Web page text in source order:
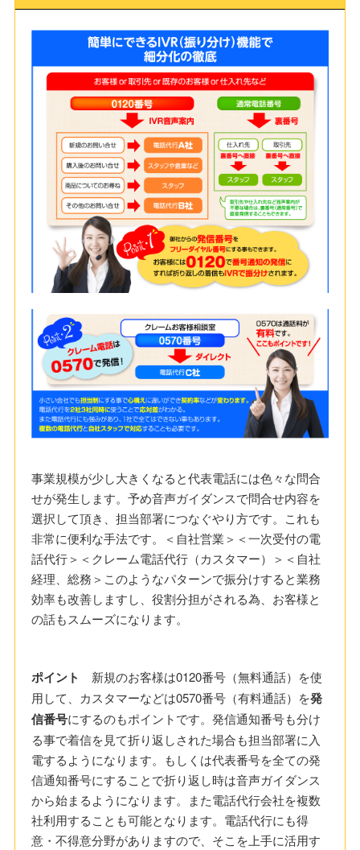
事業規模が少し大きくなると代表電話には色々な問合
せが発生します。予め音声ガイダンスで問合せ内容を
選択して頂き、担当部署につなぐやり方です。これも
非常に便利な手法です。＜自社営業＞＜一次受付の電
話代行＞＜クレーム電話代行（カスタマー）＞＜自社
経理、総務＞このようなパターンで振分けすると業務
効率も改善しますし、役割分担がされる為、お客様と
の話もスムーズになります。
ポイント
新規のお客様は0120番号（無料通話）を使
用して、カスタマーなどは0570番号（有料通話）を発
信番号にするのもポイントです。発信通知番号も分け
る事で着信を見て折り返しされた場合も担当部署に入
電するようになります。もしくは代表番号を全ての発
信通知番号にすることで折り返し時は音声ガイダンス
から始まるようになります。また電話代行会社を複数
社利用することも可能となります。電話代行にも得
意・不得意分野がありますので、そこを上手に活用す